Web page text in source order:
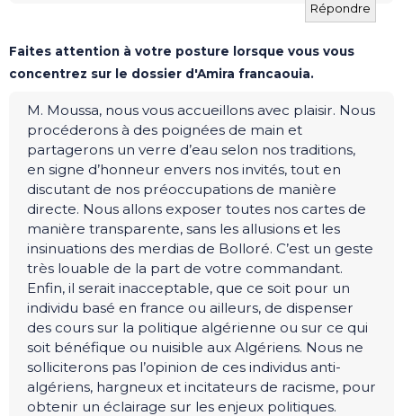
Répondre
Faites attention à votre posture lorsque vous vous
concentrez sur le dossier d'Amira francaouia.
M. Moussa, nous vous accueillons avec plaisir. Nous
procéderons à des poignées de main et
partagerons un verre d’eau selon nos traditions,
en signe d’honneur envers nos invités, tout en
discutant de nos préoccupations de manière
directe. Nous allons exposer toutes nos cartes de
manière transparente, sans les allusions et les
insinuations des merdias de Bolloré. C’est un geste
très louable de la part de votre commandant.
Enfin, il serait inacceptable, que ce soit pour un
individu basé en france ou ailleurs, de dispenser
des cours sur la politique algérienne ou sur ce qui
soit bénéfique ou nuisible aux Algériens. Nous ne
solliciterons pas l’opinion de ces individus anti-
algériens, hargneux et incitateurs de racisme, pour
obtenir un éclairage sur les enjeux politiques.